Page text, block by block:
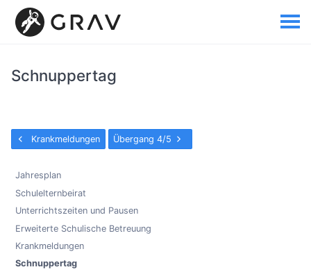
Schnuppertag
Krankmeldungen Übergang 4/5
Jahresplan
Schulelternbeirat
Unterrichtszeiten und Pausen
Erweiterte Schulische Betreuung
Krankmeldungen
Schnuppertag